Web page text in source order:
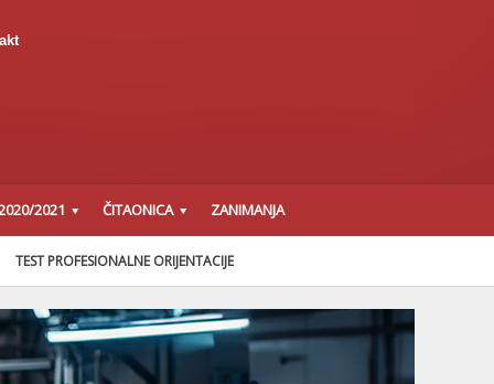
2021 ČITAONICA ZANIMANJA
TEST PROFESIONALNE ORIJENTACIJE